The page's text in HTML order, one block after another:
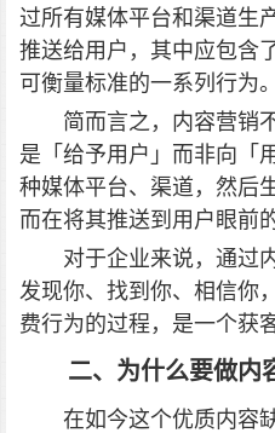
过所有媒体平台和渠道生
推送给用户，其中应包含
可衡量标准的一系列行为。
简而言之，内容营销
是「给予用户」而非向「
种媒体平台、渠道，然后
而在将其推送到用户眼前
对于企业来说，通过
发现你、找到你、相信你
费行为的过程，是一个获
二、为什么要做内
在如今这个优质内容